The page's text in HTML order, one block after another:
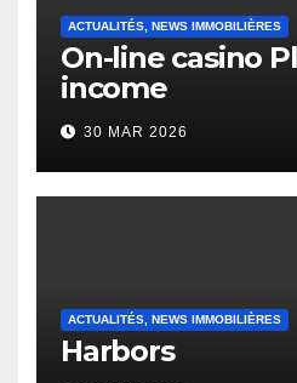
ACTUALITÉS, NEWS IMMOBILIÈRES
On-line casino
income
30 MAR 2026
ACTUALITÉS, NEWS IMMOBILIÈRES
Harbors